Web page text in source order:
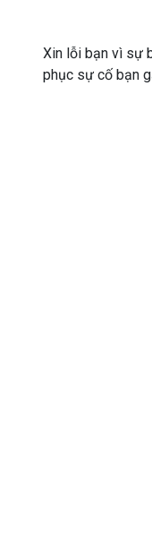
Xin lỗi bạn vì sự
phục sự cố bạn